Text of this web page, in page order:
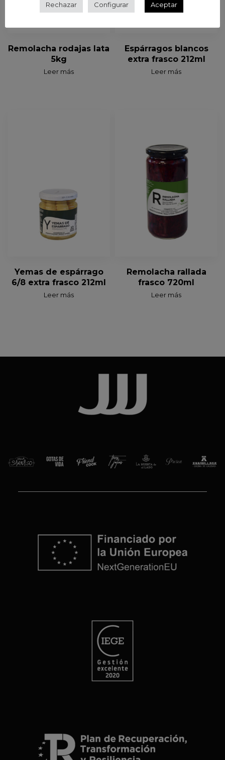
Remolacha rodajas lata
5kg
Leer más
Espárragos blancos
extra frasco 212ml
Leer más
Yemas de espárrago
6/8 extra frasco 212ml
Leer más
Remolacha rallada
frasco 720ml
Leer más
Rechazar Configurar Aceptar